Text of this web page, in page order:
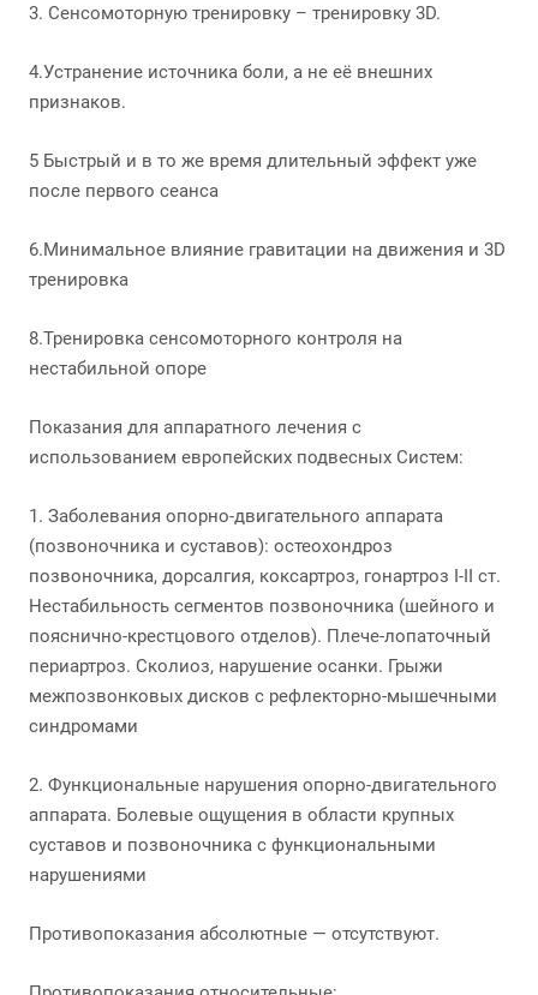
3. Сенсомоторную тренировку – тренировку 3D.
4.Устранение источника боли, а не её внешних
признаков.
5 Быстрый и в то же время длительный эффект уже
после первого сеанса
6.Минимальное влияние гравитации на движения и 3D
тренировка
8.Тренировка сенсомоторного контроля на
нестабильной опоре
Показания для аппаратного лечения с
использованием европейских подвесных Систем:
1. Заболевания опорно-двигательного аппарата
(позвоночника и суставов): остеохондроз
позвоночника, дорсалгия, коксартроз, гонартроз I-II ст.
Нестабильность сегментов позвоночника (шейного и
пояснично-крестцового отделов). Плече-лопаточный
периартроз. Сколиоз, нарушение осанки. Грыжи
межпозвонковых дисков с рефлекторно-мышечными
синдромами
2. Функциональные нарушения опорно-двигательного
аппарата. Болевые ощущения в области крупных
суставов и позвоночника с функциональными
нарушениями
Противопоказания абсолютные — отсутствуют.